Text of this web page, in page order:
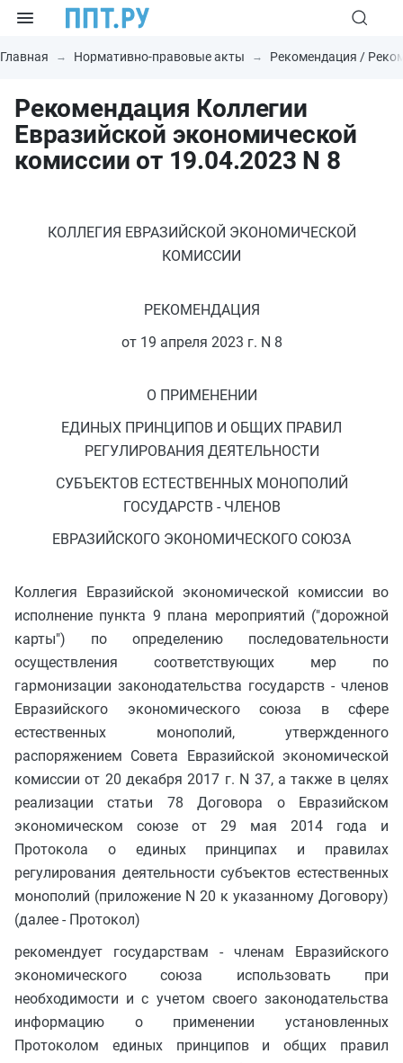
Главная Нормативно-правовые акты Рекомендация /
Рекомендация Коллегии
Евразийской экономической
комиссии от 19.04.2023 N 8
КОЛЛЕГИЯ ЕВРАЗИЙСКОЙ ЭКОНОМИЧЕСКОЙ
КОМИССИИ
РЕКОМЕНДАЦИЯ
от 19 апреля 2023 г. N 8
О ПРИМЕНЕНИИ
ЕДИНЫХ ПРИНЦИПОВ И ОБЩИХ ПРАВИЛ
РЕГУЛИРОВАНИЯ ДЕЯТЕЛЬНОСТИ
СУБЪЕКТОВ ЕСТЕСТВЕННЫХ МОНОПОЛИЙ
ГОСУДАРСТВ - ЧЛЕНОВ
ЕВРАЗИЙСКОГО ЭКОНОМИЧЕСКОГО СОЮЗА
Коллегия Евразийской экономической комиссии во
исполнение пункта 9 плана мероприятий ("дорожной
карты") по определению последовательности
осуществления соответствующих мер по
гармонизации законодательства государств - членов
Евразийского экономического союза в сфере
естественных монополий, утвержденного
распоряжением Совета Евразийской экономической
комиссии от 20 декабря 2017 г. N 37, а также в целях
реализации статьи 78 Договора о Евразийском
экономическом союзе от 29 мая 2014 года и
Протокола о единых принципах и правилах
регулирования деятельности субъектов естественных
монополий (приложение N 20 к указанному Договору)
(далее - Протокол)
рекомендует государствам - членам Евразийского
экономического союза использовать при
необходимости и с учетом своего законодательства
информацию о применении установленных
Протоколом единых принципов и общих правил